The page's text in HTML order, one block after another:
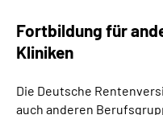
Fortbildung für
Kliniken
Die Deutsche
auch anderen